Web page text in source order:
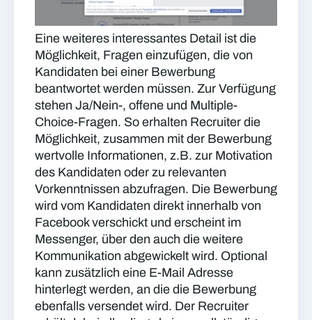
Eine weiteres interessantes Detail ist die
Möglichkeit, Fragen einzufügen, die von
Kandidaten bei einer Bewerbung
beantwortet werden müssen. Zur Verfügung
stehen Ja/Nein-, offene und Multiple-
Choice-Fragen. So erhalten Recruiter die
Möglichkeit, zusammen mit der Bewerbung
wertvolle Informationen, z.B. zur Motivation
des Kandidaten oder zu relevanten
Vorkenntnissen abzufragen. Die Bewerbung
wird vom Kandidaten direkt innerhalb von
Facebook verschickt und erscheint im
Messenger, über den auch die weitere
Kommunikation abgewickelt wird. Optional
kann zusätzlich eine E-Mail Adresse
hinterlegt werden, an die die Bewerbung
ebenfalls versendet wird. Der Recruiter